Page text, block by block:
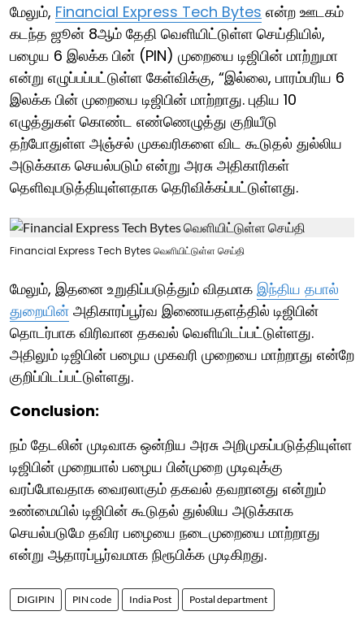
மேலும், Financial Express Tech Bytes என்ற ஊடகம்
கடந்த ஜூன் 8ஆம் தேதி வெளியிட்டுள்ள செய்தியில்,
பழைய 6 இலக்க பின் (PIN) முறையை டிஜிபின் மாற்றுமா
என்று எழுப்பப்பட்டுள்ள கேள்விக்கு, “இல்லை, பாரம்பரிய 6
இலக்க பின் முறையை டிஜிபின் மாற்றாது. புதிய 10
எழுத்துகள் கொண்ட எண்ணெழுத்து குறியீடு
தற்போதுள்ள அஞ்சல் முகவரிகளை விட கூடுதல் துல்லிய
அடுக்காக செயல்படும் என்று அரசு அதிகாரிகள்
தெளிவுபடுத்தியுள்ளதாக தெரிவிக்கப்பட்டுள்ளது.
Financial Express Tech Bytes வெளியிட்டுள்ள செய்தி
மேலும், இதனை உறுதிப்படுத்தும் விதமாக இந்திய தபால்
துறையின் அதிகாரப்பூர்வ இணையதளத்தில் டிஜிபின்
தொடர்பாக விரிவான தகவல் வெளியிடப்பட்டுள்ளது.
அதிலும் டிஜிபின் பழைய முகவரி முறையை மாற்றாது என்றே
குறிப்பிடப்பட்டுள்ளது.
Conclusion:
நம் தேடலின் முடிவாக ஒன்றிய அரசு அறிமுகப்படுத்தியுள்ள
டிஜிபின் முறையால் பழைய பின்முறை முடிவுக்கு
வரப்போவதாக வைரலாகும் தகவல் தவறானது என்றும்
உண்மையில் டிஜிபின் கூடுதல் துல்லிய அடுக்காக
செயல்படுமே தவிர பழையை நடைமுறையை மாற்றாது
என்று ஆதாரப்பூர்வமாக நிரூபிக்க முடிகிறது.
DIGIPIN PIN code India Post Postal department